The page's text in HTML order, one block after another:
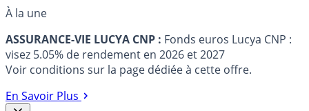
À la une
ASSURANCE-VIE LUCYA CNP : Fonds euros Lucya CNP :
visez 5.05% de rendement en 2026 et 2027
Voir conditions sur la page dédiée à cette offre.
En Savoir Plus